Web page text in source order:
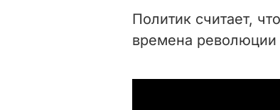
Политик считает,
времена революции